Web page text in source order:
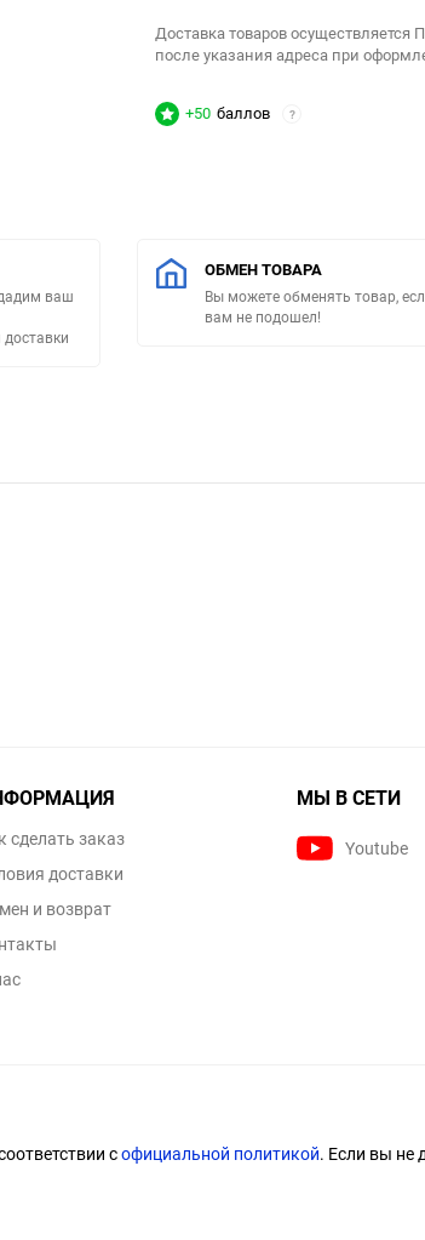
Доставка товаров
после указания адреса при
+50 баллов ?
ваш
ОБМЕН ТОВАРА
Вы можете обменять товар,
вам не подошел!
сделать заказ
доставки
и возврат
МЫ В СЕТИ
Youtube
софициальной политикой. Если вы не